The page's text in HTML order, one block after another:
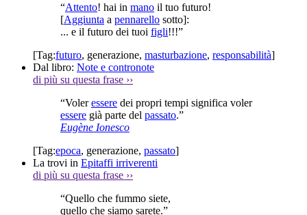
“Attento! hai in mano il tuo futuro!
[Aggiunta a pennarello sotto]:
... e il futuro dei tuoi figli!!!”
[Tag:futuro, generazione, masturbazione, responsabilità]
Dal libro: Note e contronote
di più su questa frase ››
“Voleressere dei propri tempi significa voler
essere già parte del passato.”
Eugène Ionesco
[Tag:epoca, generazione, passato]
La trovi in Epitaffi irriverenti
di più su questa frase ››
“Quello che fummo siete,
quello che siamo sarete.”